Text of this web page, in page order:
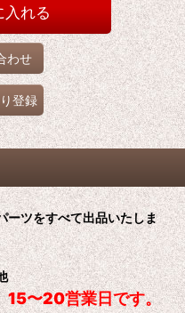
入れる
わせ
登録
ーツをすべて出品いたしま
他
15〜20営業日です。